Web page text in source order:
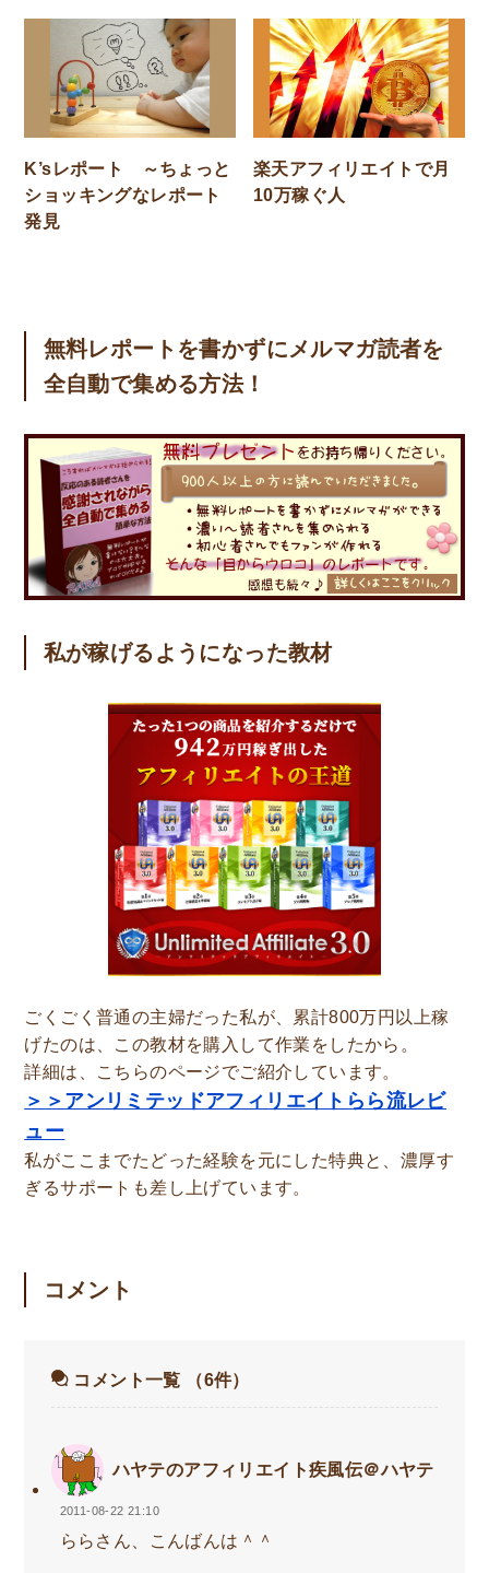
K’sレポート ～ちょっと
ショッキングなレポート
発見
楽天アフィリエイトで月
10万稼ぐ人
無料レポートを書かずにメルマガ読者を
全自動で集める方法！
私が稼げるようになった教材
ごくごく普通の主婦だった私が、累計800万円以上稼
げたのは、この教材を購入して作業をしたから。
詳細は、こちらのページでご紹介しています。
＞＞アンリミテッドアフィリエイトらら流レビ
ュー
私がここまでたどった経験を元にした特典と、濃厚す
ぎるサポートも差し上げています。
コメント
コメント一覧 （6件）
ハヤテのアフィリエイト疾風伝＠ハヤテ
2011-08-22 21:10
ららさん、こんばんは＾＾